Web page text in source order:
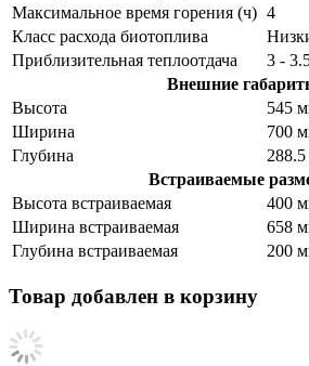
Максимальное время горения (ч) 4
Класс расхода биотоплива
Приблизительная теплоотдача
3 -
Внешние
Высота
545
Ширина
700
Глубина
Встраиваемые
Высота встраиваемая
400
Ширина встраиваемая
658
Глубина встраиваемая
200
Товар добавлен в корзину